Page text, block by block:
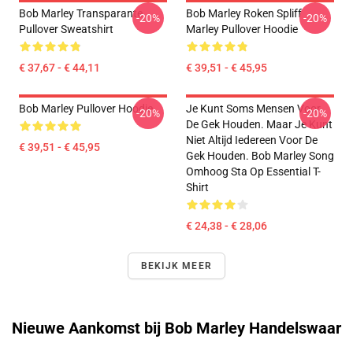
Bob Marley Transparante
Pullover Sweatshirt
€ 37,67 - € 44,11
-20%
Bob Marley Roken Spliff
Marley Pullover Hoodie
€ 39,51 - € 45,95
-20%
Bob Marley Pullover Hoodie
€ 39,51 - € 45,95
-20%
Je Kunt Soms Mensen Voor
De Gek Houden. Maar Je Kunt
Niet Altijd Iedereen Voor De
Gek Houden. Bob Marley Song
Omhoog Sta Op Essential T-
Shirt
€ 24,38 - € 28,06
-20%
BEKIJK MEER
Nieuwe Aankomst bij Bob Marley Handelswaar